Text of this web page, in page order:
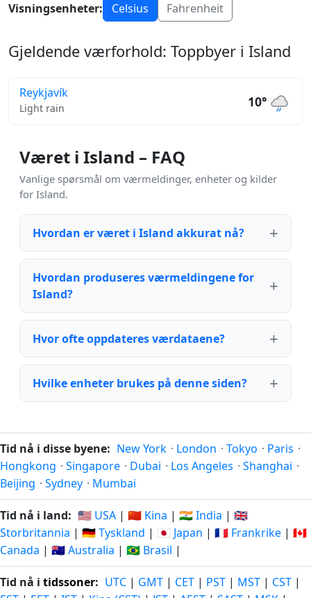
Visningsenheter: Celsius Fahrenheit
Gjeldende værforhold: Toppbyer i Island
Reykjavík
Light rain 10°
Været i Island – FAQ
Vanlige spørsmål om værmeldinger, enheter og kilder
for Island.
Hvordan er været i Island akkurat nå?
Hvordan produseres værmeldingene for
Island?
Hvor ofte oppdateres værdataene?
Hvilke enheter brukes på denne siden?
Tid nå i disse byene: New York · London · Tokyo · Paris ·
Hongkong · Singapore · Dubai · Los Angeles · Shanghai ·
Beijing · Sydney · Mumbai
Tid nå i land: 🇺🇸 USA | 🇨🇳 Kina | 🇮🇳 India | 🇬🇧
Storbritannia | 🇩🇪 Tyskland | 🇯🇵 Japan | 🇫🇷 Frankrike | 🇨🇦
Canada | 🇦🇺 Australia | 🇧🇷 Brasil |
Tid nå i tidssoner: UTC | GMT | CET | PST | MST | CST |